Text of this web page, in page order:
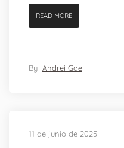
READ MORE
By Andrei Gae
11 de junio de 2025